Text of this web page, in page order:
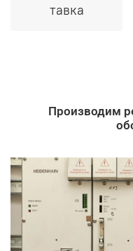
тавка
Производим